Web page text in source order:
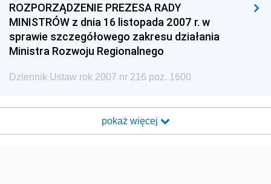
ROZPORZĄDZENIE PREZESA RADY
MINISTRÓW z dnia 16 listopada 2007 r. w
sprawie szczegółowego zakresu działania
Ministra Rozwoju Regionalnego
Dziennik Ustaw rok 2007 nr 216 poz. 1600
pokaż więcej